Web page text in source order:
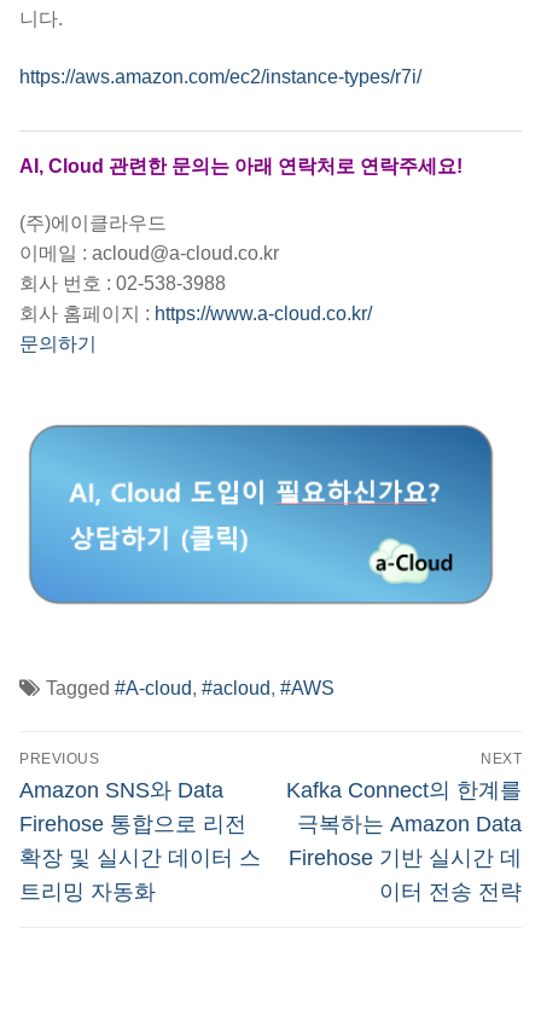
니다.
https://aws.amazon.com/ec2/instance-types/r7i/
AI, Cloud 관련한 문의는 아래 연락처로 연락주세요!
(주)에이클라우드
이메일 : acloud@a-cloud.co.kr
회사 번호 : 02-538-3988
회사 홈페이지 : https://www.a-cloud.co.kr/
문의하기
Tagged #A-cloud, #acloud, #AWS
글
탐
색
PREVIOUS
Previous
post:
Amazon SNS와 Data
Firehose 통합으로 리전
확장 및 실시간 데이터 스
트리밍 자동화
NEXT
Next
post:
Kafka Connect의 한계를
극복하는 Amazon Data
Firehose 기반 실시간 데
이터 전송 전략